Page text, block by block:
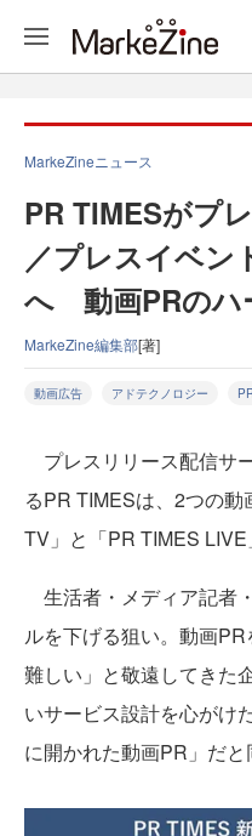
MarkeZineニュース
PR TIMESがプ
／プレスイベン
へ 動画PRのハ
MarkeZine編集部[著]
動画広告 アドテクノロジー
プレスリリース配信サ
るPR TIMESは、2つの
TV」と「PR TIMES LIVE
生活者・メディア記者
ルを下げる狙い。動画
難しい」と敬遠してきた
いサービス設計を心がけ
に開かれた動画PR」だと